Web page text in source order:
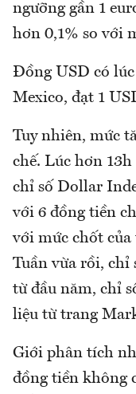
ngưỡng gần 1
hơn 0,1% so với
Đồng USD có lúc
Mexico, đạt 1
Tuy nhiên, mức
chế. Lúc hơn
chỉ số Dollar
với 6 đồng tiền
với mức chốt
Tuần vừa rồi, chỉ
từ đầu năm, chỉ
liệu từ trang
Giới phân tích
đồng tiền không